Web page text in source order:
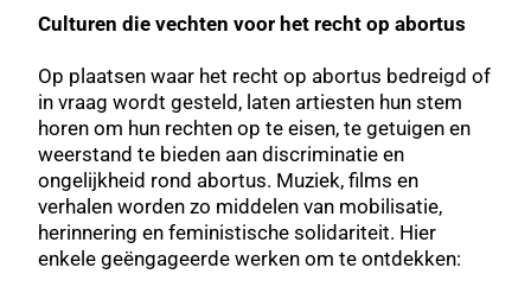
Culturen die vechten voor het recht op abortus
Op plaatsen waar het recht op abortus bedreigd of
in vraag wordt gesteld, laten artiesten hun stem
horen om hun rechten op te eisen, te getuigen en
weerstand te bieden aan discriminatie en
ongelijkheid rond abortus. Muziek, films en
verhalen worden zo middelen van mobilisatie,
herinnering en feministische solidariteit. Hier
enkele geëngageerde werken om te ontdekken: